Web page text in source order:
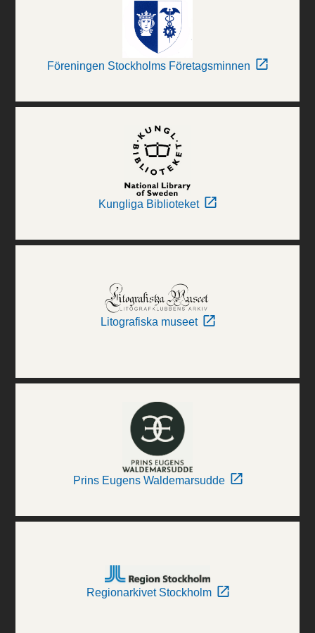
Föreningen Stockholms Företagsminnen
Kungliga Biblioteket
Litografiska museet
Prins Eugens Waldemarsudde
Regionarkivet Stockholm